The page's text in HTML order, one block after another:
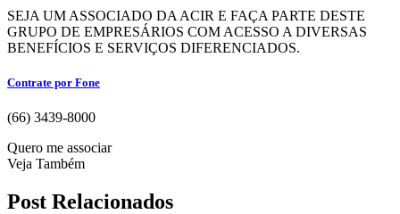
SEJA UM ASSOCIADO DA ACIR E FAÇA PARTE DESTE
GRUPO DE EMPRESÁRIOS COM ACESSO A DIVERSAS
BENEFÍCIOS E SERVIÇOS DIFERENCIADOS.
Contrate por Fone
(66) 3439-8000
Quero me associar
Veja Também
Post Relacionados